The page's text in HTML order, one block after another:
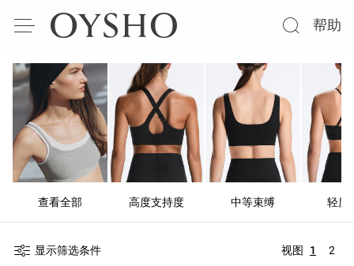
帮助
查看全部 高度支持度 中等束缚 轻度
显示筛选条件 视图 1 2